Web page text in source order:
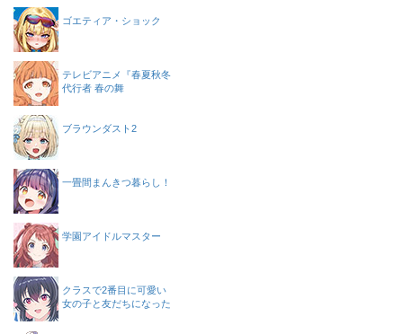
ゴエティア・ショック
テレビアニメ『春夏秋冬
代行者 春の舞
ブラウンダスト2
一畳間まんきつ暮らし！
学園アイドルマスター
クラスで2番目に可愛い
女の子と友だちになった